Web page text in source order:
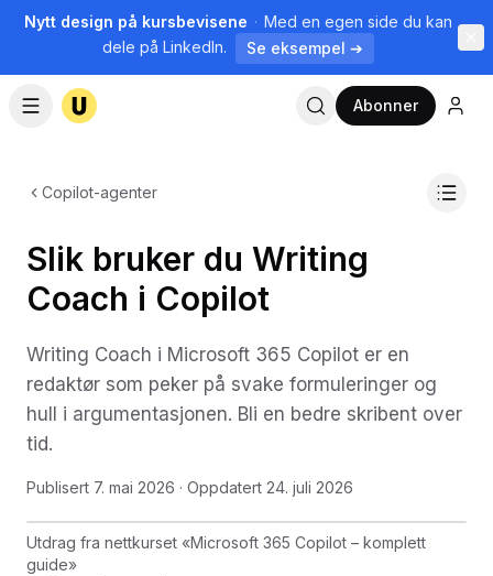
Nytt design på kursbevisene · Med en egen side du kan
dele på LinkedIn.
Se eksempel ➔
Abonner
Copilot-agenter
Slik bruker du Writing
Coach i Copilot
Writing Coach i Microsoft 365 Copilot er en
redaktør som peker på svake formuleringer og
hull i argumentasjonen. Bli en bedre skribent over
tid.
Publisert 7. mai 2026 · Oppdatert 24. juli 2026
Utdrag fra nettkurset «Microsoft 365 Copilot – komplett
guide»